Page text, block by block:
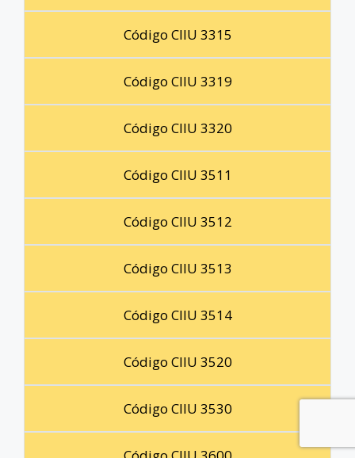
Código CIIU 3315
Código CIIU 3319
Código CIIU 3320
Código CIIU 3511
Código CIIU 3512
Código CIIU 3513
Código CIIU 3514
Código CIIU 3520
Código CIIU 3530